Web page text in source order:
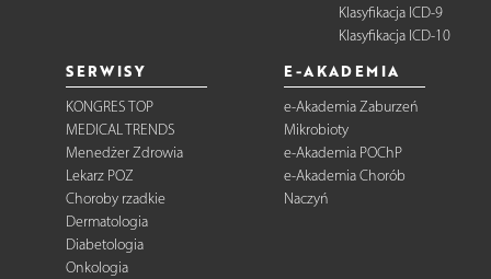
Klasyfikacja ICD-9
Klasyfikacja ICD-10
SERWISY
KONGRES TOP
MEDICAL TRENDS
Menedżer Zdrowia
Lekarz POZ
Choroby rzadkie
Dermatologia
Diabetologia
Onkologia
E-AKADEMIA
e-Akademia Zaburzeń
Mikrobioty
e-Akademia POChP
e-Akademia Chorób
Naczyń